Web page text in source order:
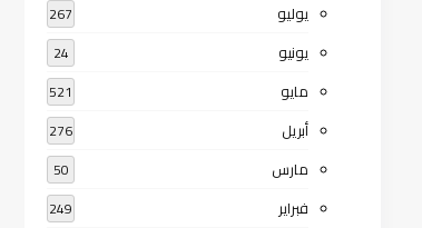
يوليو 267
يونيو 24
مايو 521
أبريل 276
مارس 50
فبراير 249